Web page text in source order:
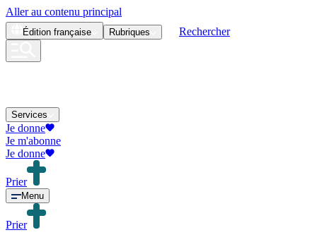
Aller au contenu principal
Édition française Rubriques Rechercher
Services
Je donne
Je m'abonne
Je donne
Prier
Menu
Prier